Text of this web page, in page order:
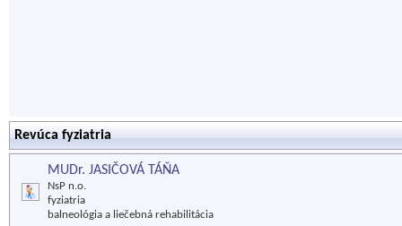
Revúca fyziatria
MUDr. JASIČOVÁ TÁŇA
NsP n.o.
fyziatria
balneológia a liečebná rehabilitácia